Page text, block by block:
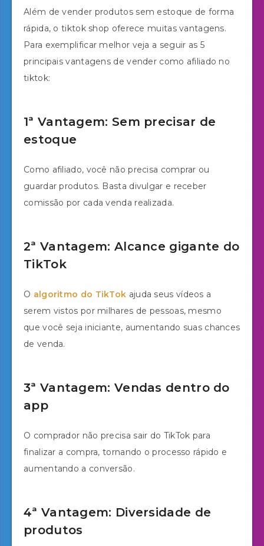
Além de vender produtos sem estoque de forma
rápida, o tiktok shop oferece muitas vantagens.
Para exemplificar melhor veja a seguir as 5
principais vantagens de vender como afiliado no
tiktok:
1ª Vantagem: Sem precisar de
estoque
Como afiliado, você não precisa comprar ou
guardar produtos. Basta divulgar e receber
comissão por cada venda realizada.
2ª Vantagem: Alcance gigante do
TikTok
O algoritmo do TikTok ajuda seus vídeos a
serem vistos por milhares de pessoas, mesmo
que você seja iniciante, aumentando suas chances
de venda.
3ª Vantagem: Vendas dentro do
app
O comprador não precisa sair do TikTok para
finalizar a compra, tornando o processo rápido e
aumentando a conversão.
4ª Vantagem: Diversidade de
produtos